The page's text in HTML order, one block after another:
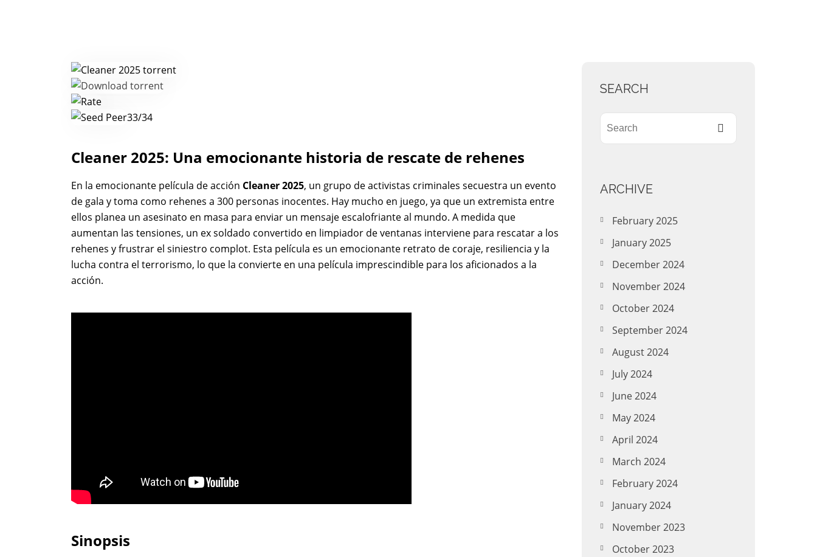
33/34
Cleaner 2025: Una emocionante historia de rescate de rehenes
En la emocionante película de acción Cleaner 2025, un grupo de activistas criminales secuestra un evento
de gala y toma como rehenes a 300 personas inocentes. Hay mucho en juego, ya que un extremista entre
ellos planea un asesinato en masa para enviar un mensaje escalofriante al mundo. A medida que
aumentan las tensiones, un ex soldado convertido en limpiador de ventanas interviene para rescatar a los
rehenes y frustrar el siniestro complot. Esta película es un emocionante retrato de coraje, resiliencia y la
lucha contra el terrorismo, lo que la convierte en una película imprescindible para los aficionados a la
acción.
Sinopsis
SEARCH
ARCHIVE
February 2025
January 2025
December 2024
November 2024
October 2024
September 2024
August 2024
July 2024
June 2024
May 2024
April 2024
March 2024
February 2024
January 2024
November 2023
October 2023